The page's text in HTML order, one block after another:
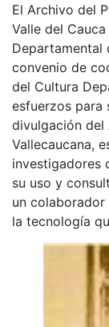
El Archivo del
Valle del
Departamental
convenio de
del Cultura
esfuerzos para
divulgación del
Vallecaucana,
investigadores
su uso y
un
la tecnología